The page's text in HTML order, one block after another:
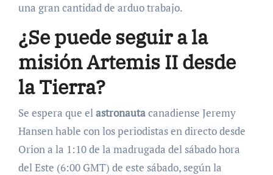
una gran cantidad de arduo trabajo.
¿Se puede seguir a la
misión Artemis II desde
la Tierra?
Se espera que el astronautacanadiense Jeremy
Hansen hable con los periodistas en directo desde
Orion a la 1:10 de la madrugada del sábado hora
del Este (6:00 GMT) de este sábado, según la